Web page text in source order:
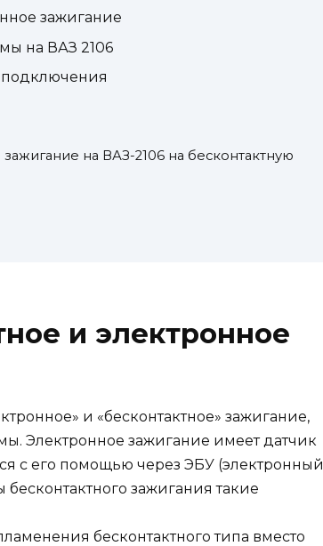
зажигание
на ВАЗ 2106
подключения
на ВАЗ-2106 на бесконтактную
и электронное
и «бесконтактное» зажигание,
Электронное зажигание имеет датчик
с его помощью через ЭБУ (электронный
зажигания такие
бесконтактного типа вместо